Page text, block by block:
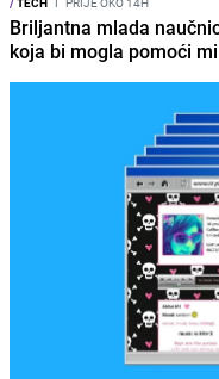
Briljantna mlada
koja bi mogla pomoći